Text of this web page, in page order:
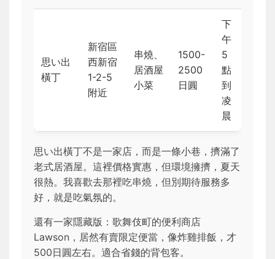
思い出
橫丁
新宿區
西新宿
1-2-5
附近
串燒、
居酒屋
小菜
1500-
2500
日圓
下
午
5
點
到
凌
晨
思い出橫丁不是一家店，而是一條小巷，擠滿了
老式居酒屋。這裡價格實惠，但環境擁擠，夏天
很熱。我喜歡去那裡吃串燒，但別期待服務多
好，就是吃氣氛的。
還有一家隱藏版：歌舞伎町的便利商店
Lawson，居然有賣限定便當，像炸雞排飯，才
500日圓左右。適合省錢的背包客。